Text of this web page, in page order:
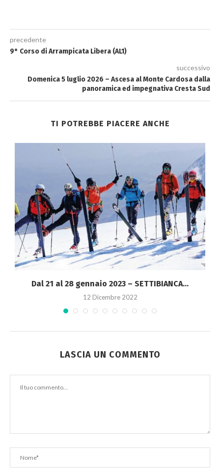
precedente
9° Corso di Arrampicata Libera (AL1)
successivo
Domenica 5 luglio 2026 – Ascesa al Monte Cardosa dalla
panoramica ed impegnativa Cresta Sud
TI POTREBBE PIACERE ANCHE
Dal 21 al 28 gennaio 2023 – SETTIBIANCA...
12 Dicembre 2022
LASCIA UN COMMENTO